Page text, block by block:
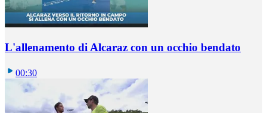
L'allenamento di Alcaraz con un occhio bendato
00:30